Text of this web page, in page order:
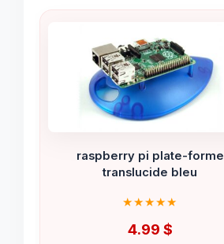
raspberry pi plate-forme
translucide bleu
4.99 $